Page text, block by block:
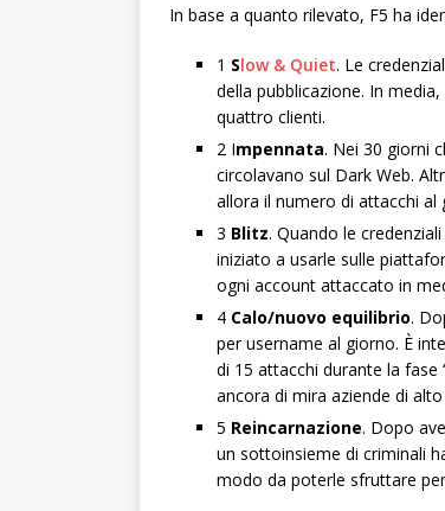
In base a quanto rilevato, F5 ha
1 Slow & Quiet. Le
della pubblicazione. In
quattro clienti.
2 Impennata. Nei 30 giorni
circolavano sul Dark Web.
allora il numero di attacchi
3 Blitz. Quando le
iniziato a usarle sulle
ogni account attaccato in
4 Calo/nuovo equilibrio.
per username al giorno. È
di 15 attacchi durante la fase
ancora di mira aziende di
5 Reincarnazione. Dopo
un sottoinsieme di criminali
modo da poterle sfruttare